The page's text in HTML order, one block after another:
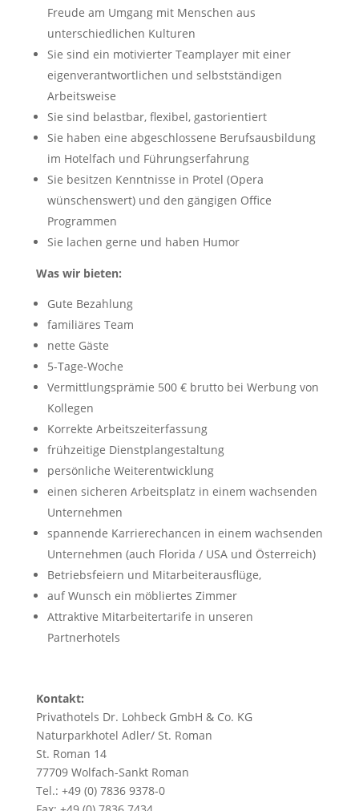
Freude am Umgang mit Menschen aus
unterschiedlichen Kulturen
Sie sind ein motivierter Teamplayer mit einer
eigenverantwortlichen und selbstständigen
Arbeitsweise
Sie sind belastbar, flexibel, gastorientiert
Sie haben eine abgeschlossene Berufsausbildung
im Hotelfach und Führungserfahrung
Sie besitzen Kenntnisse in Protel (Opera
wünschenswert) und den gängigen Office
Programmen
Sie lachen gerne und haben Humor
Was wir bieten:
Gute Bezahlung
familiäres Team
nette Gäste
5-Tage-Woche
Vermittlungsprämie 500 € brutto bei Werbung von
Kollegen
Korrekte Arbeitszeiterfassung
frühzeitige Dienstplangestaltung
persönliche Weiterentwicklung
einen sicheren Arbeitsplatz in einem wachsenden
Unternehmen
spannende Karrierechancen in einem wachsenden
Unternehmen (auch Florida / USA und Österreich)
Betriebsfeiern und Mitarbeiterausflüge,
auf Wunsch ein möbliertes Zimmer
Attraktive Mitarbeitertarife in unseren
Partnerhotels
Kontakt:
Privathotels Dr. Lohbeck GmbH & Co. KG
Naturparkhotel Adler/ St. Roman
St. Roman 14
77709 Wolfach-Sankt Roman
Tel.: +49 (0) 7836 9378-0